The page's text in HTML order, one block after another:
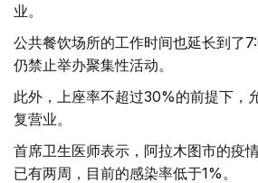
业。
公共餐饮场所的工作时间也延长到了
仍禁止举办聚集性活动。
此外，上座率不超过30%的前提下，
复营业。
首席卫生医师表示，阿拉木图市的疫
已有两周，目前的感染率低于1%。